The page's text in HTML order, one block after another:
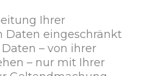
Ihrer
Daten eingeschränkt
– von ihrer
– nur mit Ihrer